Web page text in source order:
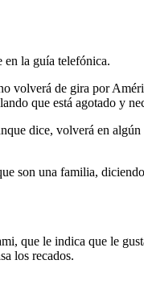
en la guía telefónica.
de gira por
que está agotado y
dice, volverá en
son una familia,
que le indica que le
los recados.